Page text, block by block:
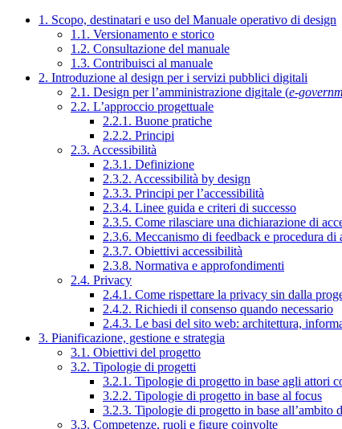
1. Scopo, destinatari e uso del Manuale operativo di design
1.1. Versionamento e storico
1.2. Consultazione del manuale
1.3. Contribuisci al manuale
2. Introduzione al design per i servizi pubblici digitali
2.1. Design per l’amministrazione digitale (e-
2.2. L’approccio progettuale
2.2.1. Buone pratiche
2.2.2. Principi
2.3. Accessibilità
2.3.1. Definizione
2.3.2. Accessibilità by design
2.3.3. Principi per l’accessibilità
2.3.4. Linee guida e criteri di successo
2.3.5. Come rilasciare una dichiarazione di
2.3.6. Meccanismo di feedback e procedura di
2.3.7. Obiettivi accessibilità
2.3.8. Normativa e approfondimenti
2.4. Privacy
2.4.1. Come rispettare la privacy sin dalla
2.4.2. Richiedi il consenso quando necessario
2.4.3. Le basi del sito web: architettura,
3. Pianificazione, gestione e strategia
3.1. Obiettivi del progetto
3.2. Tipologie di progetti
3.2.1. Tipologie di progetto in base agli attori
3.2.2. Tipologie di progetto in base al focus
3.2.3. Tipologie di progetto in base all’ambito
3.3. Competenze, ruoli e figure coinvolte